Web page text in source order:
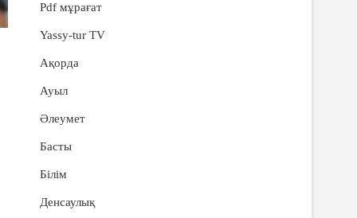
Pdf мұрағат
Yassy-tur TV
Ақорда
Ауыл
Әлеумет
Басты
Білім
Денсаулық